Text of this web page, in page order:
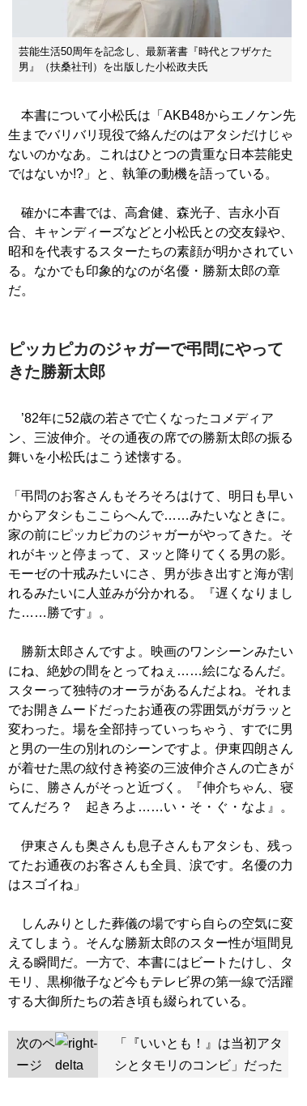
芸能生活50周年を記念し、最新著書『時代とフザケた
男』（扶桑社刊）を出版した小松政夫氏
本書について小松氏は「AKB48からエノケン先
生までバリバリ現役で絡んだのはアタシだけじゃ
ないのかなあ。これはひとつの貴重な日本芸能史
ではないか!?」と、執筆の動機を語っている。
確かに本書では、高倉健、森光子、吉永小百
合、キャンディーズなどと小松氏との交友録や、
昭和を代表するスターたちの素顔が明かされてい
る。なかでも印象的なのが名優・勝新太郎の章
だ。
ピッカピカのジャガーで弔問にやって
きた勝新太郎
’82年に52歳の若さで亡くなったコメディア
ン、三波伸介。その通夜の席での勝新太郎の振る
舞いを小松氏はこう述懐する。
「弔問のお客さんもそろそろはけて、明日も早い
からアタシもここらへんで……みたいなときに。
家の前にピッカピカのジャガーがやってきた。そ
れがキッと停まって、ヌッと降りてくる男の影。
モーゼの十戒みたいにさ、男が歩き出すと海が割
れるみたいに人並みが分かれる。『遅くなりまし
た……勝です』。
勝新太郎さんですよ。映画のワンシーンみたい
にね、絶妙の間をとってねぇ……絵になるんだ。
スターって独特のオーラがあるんだよね。それま
でお開きムードだったお通夜の雰囲気がガラッと
変わった。場を全部持っていっちゃう、すでに男
と男の一生の別れのシーンですよ。伊東四朗さん
が着せた黒の紋付き袴姿の三波伸介さんの亡きが
らに、勝さんがそっと近づく。『伸介ちゃん、寝
てんだろ？ 起きろよ……い・そ・ぐ・なよ』。
伊東さんも奥さんも息子さんもアタシも、残っ
てたお通夜のお客さんも全員、涙です。名優の力
はスゴイね」
しんみりとした葬儀の場ですら自らの空気に変
えてしまう。そんな勝新太郎のスター性が垣間見
える瞬間だ。一方で、本書にはビートたけし、タ
モリ、黒柳徹子など今もテレビ界の第一線で活躍
する大御所たちの若き頃も綴られている。
次のペ
ージ
「『いいとも！』は当初アタ
シとタモリのコンビ」だった